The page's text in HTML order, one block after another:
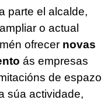
parte el alcalde,
o actual
ofrecer novas
ás empresas
de espazo
súa actividade,